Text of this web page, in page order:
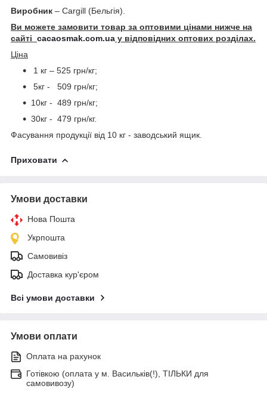
Виробник – Cargill (Бельгія).
Ви можете замовити товар за оптовими цінами нижче на
сайті cacaosmak.com.ua у відповідних оптових розділах.
Ціна
1 кг – 525 грн/кг;
5кг - 509 грн/кг;
10кг - 489 грн/кг;
30кг - 479 грн/кг.
Фасування продукції від 10 кг - заводський ящик.
Приховати
Умови доставки
Нова Пошта
Укрпошта
Самовивіз
Доставка кур'єром
Всі умови доставки
Умови оплати
Оплата на рахунок
Готівкою (оплата у м. Васильків(!), ТІЛЬКИ для
самовивозу)